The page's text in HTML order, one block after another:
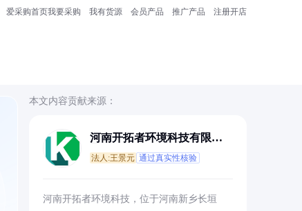
爱采购首页我要采购 我有货源 会员产品 推广产品 注册开店
本文内容贡献来源：
河南开拓者环境科技有限公
法人:王景元 通过真实性核验
河南开拓者环境科技，位于河南新乡长垣